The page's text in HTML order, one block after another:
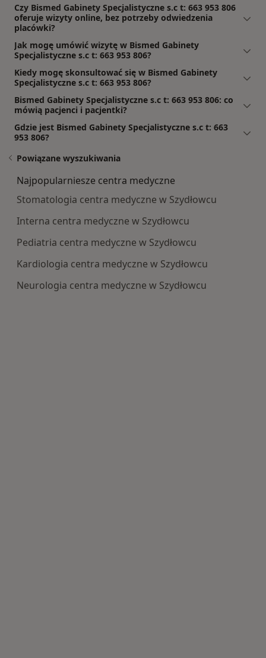
Czy Bismed Gabinety Specjalistyczne s.c t: 663 953 806
oferuje wizyty online, bez potrzeby odwiedzenia
placówki?
Jak mogę umówić wizytę w Bismed Gabinety
Specjalistyczne s.c t: 663 953 806?
Kiedy mogę skonsultować się w Bismed Gabinety
Specjalistyczne s.c t: 663 953 806?
Bismed Gabinety Specjalistyczne s.c t: 663 953 806: co
mówią pacjenci i pacjentki?
Gdzie jest Bismed Gabinety Specjalistyczne s.c t: 663
953 806?
Powiązane wyszukiwania
Najpopularniesze centra medyczne
Stomatologia centra medyczne w Szydłowcu
Interna centra medyczne w Szydłowcu
Pediatria centra medyczne w Szydłowcu
Kardiologia centra medyczne w Szydłowcu
Neurologia centra medyczne w Szydłowcu